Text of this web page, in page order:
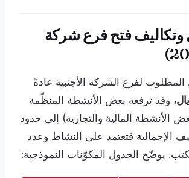
وتكاليف فتح فرع شركة
المطلوب لفرع الشركة الأجنبية عادةً
، وقد ترفعه بعض الأنشطة المنظّمة
الأنشطة المالية والتجارية) إلى حدود
الإجمالية فتعتمد على النشاط وعدد
يوضّح الجدول المكوّنات النموذجية: